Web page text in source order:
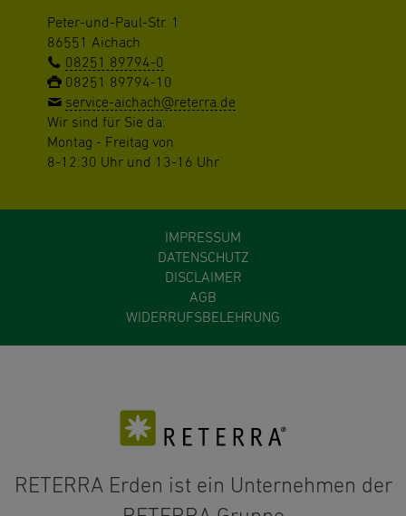
Peter-und-Paul-Str. 1
86551 Aichach
08251 89794-0
08251 89794-10
service-aichach@reterra.de
Wir sind für Sie da:
Montag - Freitag von
8-12:30 Uhr und 13-16 Uhr
IMPRESSUM
DATENSCHUTZ
DISCLAIMER
AGB
WIDERRUFSBELEHRUNG
RETERRA Erden ist ein Unternehmen der